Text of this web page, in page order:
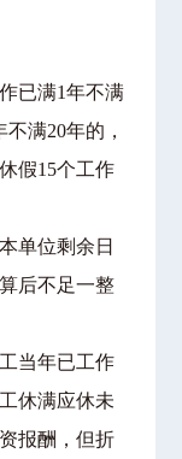
已满1年不满
满20年的，
假15个工作
单位剩余日
后不足一整
当年已工作
休满应休未
报酬，但折